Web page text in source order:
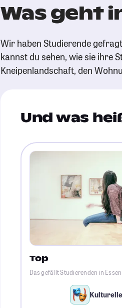
Was geht
Wir haben Studierende
kannst du sehen, wie sie ihre
Kneipenlandschaft, den
Und was
Top
Das gefällt Studierenden in